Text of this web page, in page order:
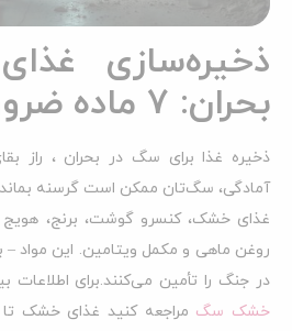
ذخیره‌سازی
بحران: ۷ ماده ضروری
ذخیره غذا برای سگ در بحران ، راز
آمادگی، سگ‌تان ممکن است گرسنه بماند. این ۷ ماده
غذای خشک، کنسرو گوشت، برنج،
روغن ماهی و مکمل ویتامین. این مواد –
در جنگ را تأمین می‌کنند.برای اطلاعات
خشک سگ